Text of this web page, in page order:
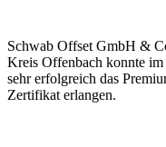
Schwab Offset GmbH &
Kreis Offenbach konnte
sehr erfolgreich das
Zertifikat erlangen.